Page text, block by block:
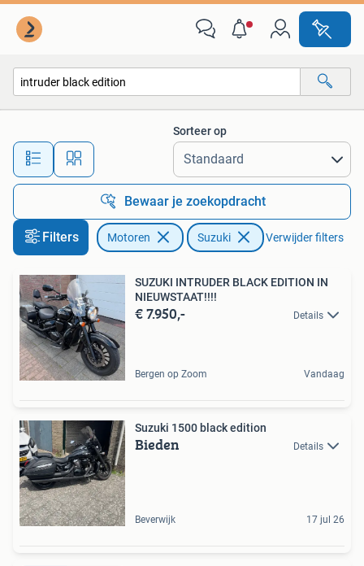
Alle afstanden…
Sorteer op
Bewaar je zoekopdracht
Filters Motoren Suzuki Verwijder filters
SUZUKI INTRUDER BLACK EDITION IN
NIEUWSTAAT!!!!
€ 7.950,- Details
Bergen op Zoom Vandaag
Suzuki 1500 black edition
Bieden Details
Beverwijk 17 jul 26